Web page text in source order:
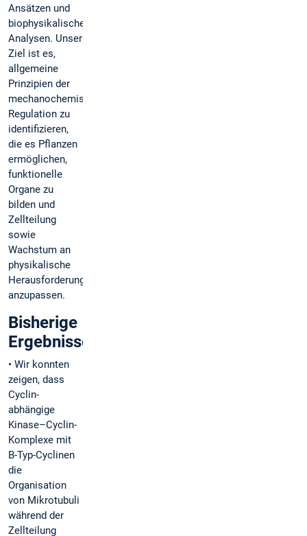
Ansätzen und
biophysikalischen
Analysen. Unser
Ziel ist es,
allgemeine
Prinzipien der
mechanochemischen
Regulation zu
identifizieren,
die es Pflanzen
ermöglichen,
funktionelle
Organe zu
bilden und
Zellteilung
sowie
Wachstum an
physikalische
Herausforderungen
anzupassen.
Bisherige
Ergebnisse
• Wir konnten
zeigen, dass
Cyclin-
abhängige
Kinase–Cyclin-
Komplexe mit
B-Typ-Cyclinen
die
Organisation
von Mikrotubuli
während der
Zellteilung